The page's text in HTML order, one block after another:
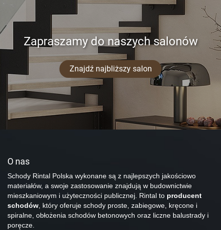
Zapraszamy do naszych salonów
Znajdź najbliższy salon
O nas
Schody Rintal Polska wykonane są z najlepszych jakościowo
materiałów, a swoje zastosowanie znajdują w budownictwie
mieszkaniowym i użyteczności publicznej. Rintal to producent
schodów, który oferuje schody proste, zabiegowe, kręcone i
spiralne, obłożenia schodów betonowych oraz liczne balustrady i
poręcze.